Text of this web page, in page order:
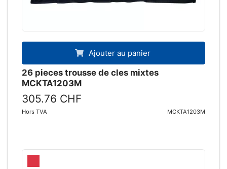
Ajouter au panier
26 pieces trousse de cles mixtes
MCKTA1203M
305.76 CHF
Hors TVA MCKTA1203M